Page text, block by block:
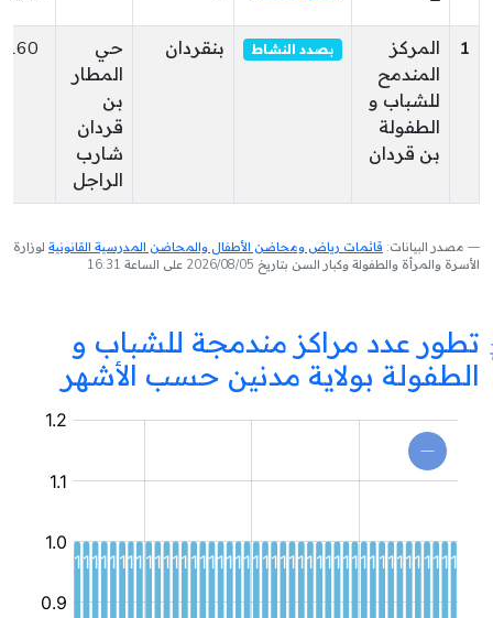
1
المركز
المندمح
للشباب و
الطفولة
بن قردان
بصدد النشاط بنقردان
حي
المطار
بن
قردان
شارب
الراجل
مصدر البيانات: قائمات رياض ومحاضن الأطفال والمحاضن المدرسية القانونية لوزارة
الأسرة والمرأة والطفولة وكبار السن بتاريخ 2026/08/05 على الساعة 16:31
تطور عدد مراكز مندمجة للشباب و
الطفولة بولاية مدنين حسب الأشهر
مركز